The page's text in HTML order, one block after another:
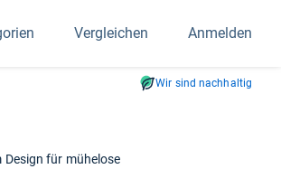
Vergleichen Anmelden
Wir sind nachhaltig
für mühelose